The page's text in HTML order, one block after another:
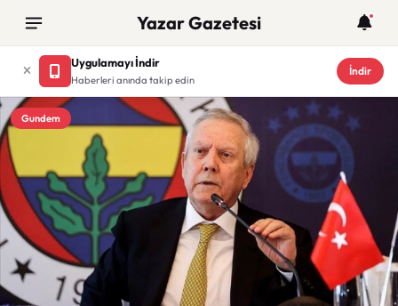
Yazar Gazetesi
Uygulamayı İndir
Haberleri anında takip edin
İndir
Gundem